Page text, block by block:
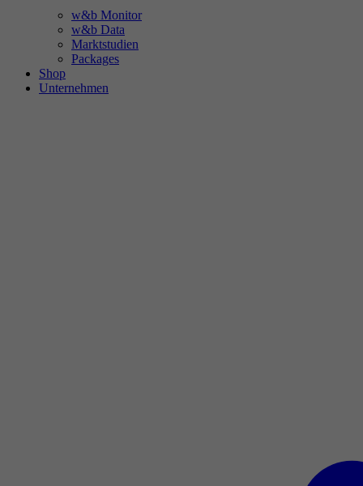
w&b Monitor
w&b Data
Marktstudien
Packages
Shop
Unternehmen